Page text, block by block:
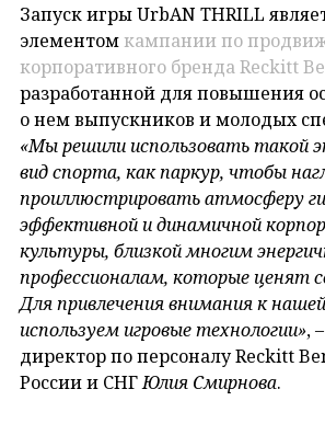
Запуск игры UrbAN THRILL
элементом кампании по
корпоративного бренда Reckitt
разработанной для повышения
о нем выпускников и молодых
«Мы решили использовать такой
вид спорта, как паркур, чтобы
проиллюстрировать атмосферу
эффективной и динамичной
культуры, близкой многим
профессионалам, которые ценят
Для привлечения внимания к
используем игровые технологии»,
директор по персоналу Reckitt
России и СНГ Юлия Смирнова.